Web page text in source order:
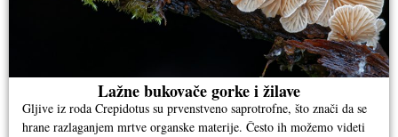
Lažne bukovače gorke i žilave
Gljive iz roda Crepidotus su prvenstveno saprotrofne, što znači da se
hrane razlaganjem mrtve organske materije. Često ih možemo videti